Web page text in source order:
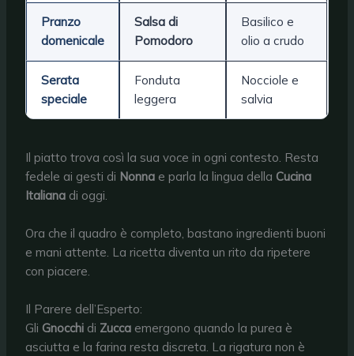
Pranzo
domenicale
Salsa di
Pomodoro
Basilico e
olio a crudo
Serata
speciale
Fonduta
leggera
Nocciole e
salvia
Il piatto trova così la sua voce in ogni contesto. Resta
fedele ai gesti di Nonna e parla la lingua della Cucina
Italiana di oggi.
Ora che il quadro è completo, bastano ingredienti buoni
e mani attente. La ricetta diventa un rito da ripetere
con piacere.
Il Parere dell’Esperto:
Gli Gnocchi di Zucca emergono quando la purea è
asciutta e la farina resta discreta. La rigatura non è